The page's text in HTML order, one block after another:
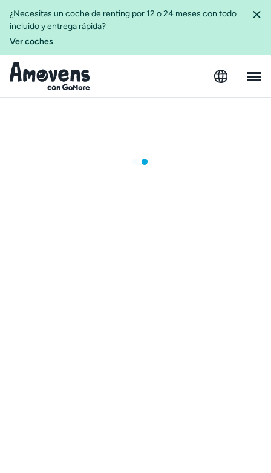
¿Necesitas un coche de renting por 12 o 24 meses con todo
incluido y entrega rápida?
Ver coches